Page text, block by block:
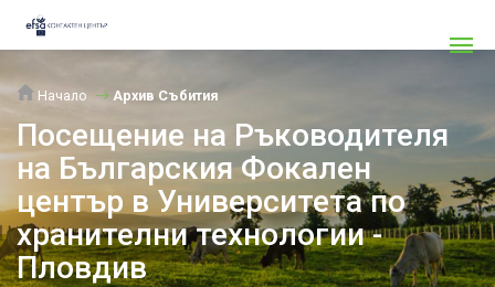
Начало Архив Събития
Посещение на Ръководителя
на Българския Фокален
център в Университета по
хранителни технологии -
Пловдив